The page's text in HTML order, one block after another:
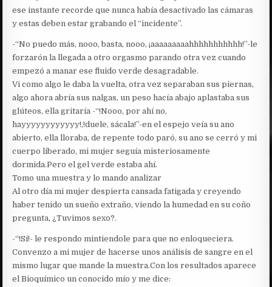
ese instante recorde que nunca había desactivado las cámaras
y estas deben estar grabando el “incidente”.
-“No puedo más, nooo, basta, nooo, ¡aaaaaaaaahhhhhhhhhhh!”-le
forzarón la llegada a otro orgasmo parando otra vez cuando
empezó a manar ese fluido verde desagradable.
Vi como algo le daba la vuelta, otra vez separaban sus piernas,
algo ahora abría sus nalgas, un peso hacía abajo aplastaba sus
glúteos, ella gritaría -“!Nooo, por ahí no,
hayyyyyyyyyyyy!,!duele, sácala!”-en el espejo veía su ano
abierto, ella lloraba, de repente todo paró, su ano se cerró y mi
cuerpo liberado, mi mujer seguía misteriosamente
dormida.Pero el gel verde estaba ahí.
Tomo una muestra y lo mando analizar
Al otro día mi mujer despierta cansada fatigada y creyendo
haber tenido un sueño extraño, viendo la humedad en su coño
pregunta, ¿Tuvimos sexo?.
-“!Sí!- le respondo mintiendole para que no enloqueciera.
Convenzo a mi mujer de hacerse unos análisis de sangre en el
mismo lugar que mande la muestra.Con los resultados aparece
el Bioquímico un conocido mío y me dice: